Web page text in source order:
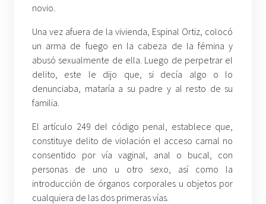
novio.
Una vez afuera de la vivienda, Espinal Ortiz, colocó
un arma de fuego en la cabeza de la fémina y
abusó sexualmente de ella. Luego de perpetrar el
delito, este le dijo que, si decía algo o lo
denunciaba, mataría a su padre y al resto de su
familia.
El artículo 249 del código penal, establece que,
constituye delito de violación el acceso carnal no
consentido por vía vaginal, anal o bucal, con
personas de uno u otro sexo, así como la
introducción de órganos corporales u objetos por
cualquiera de las dos primeras vías.